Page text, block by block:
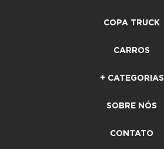
COPA TRUCK
CARROS
+ CATEGORIAS
SOBRE NÓS
CONTATO